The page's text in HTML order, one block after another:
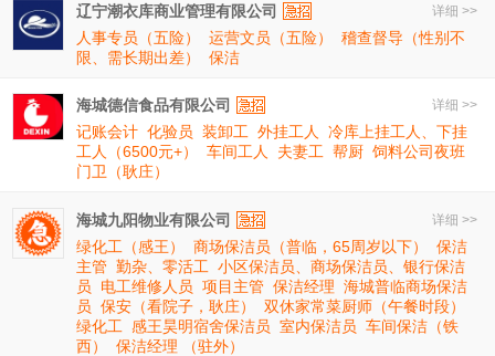
详细 >>
辽宁潮衣库商业管理有限公司
人事专员（五险）
运营文员（五险）
稽查督导（性别不
限、需长期出差）
保洁
详细 >>
海城德信食品有限公司
记账会计 化验员 装卸工 外挂工人
冷库上挂工人、下挂
工人（6500元+）
车间工人 夫妻工 帮厨 饲料公司夜班
门卫（耿庄）
详细 >>
海城九阳物业有限公司
绿化工（感王）
商场保洁员（普临，65周岁以下）
保洁
主管 勤杂、零活工 小区保洁员、商场保洁员、银行保洁
员
电工维修人员 项目主管 保洁经理 海城普临商场保洁
员 保安（看院子，耿庄）
双休家常菜厨师（午餐时段）
绿化工 感王昊明宿舍保洁员 室内保洁员 车间保洁（铁
西）
保洁经理 （驻外）